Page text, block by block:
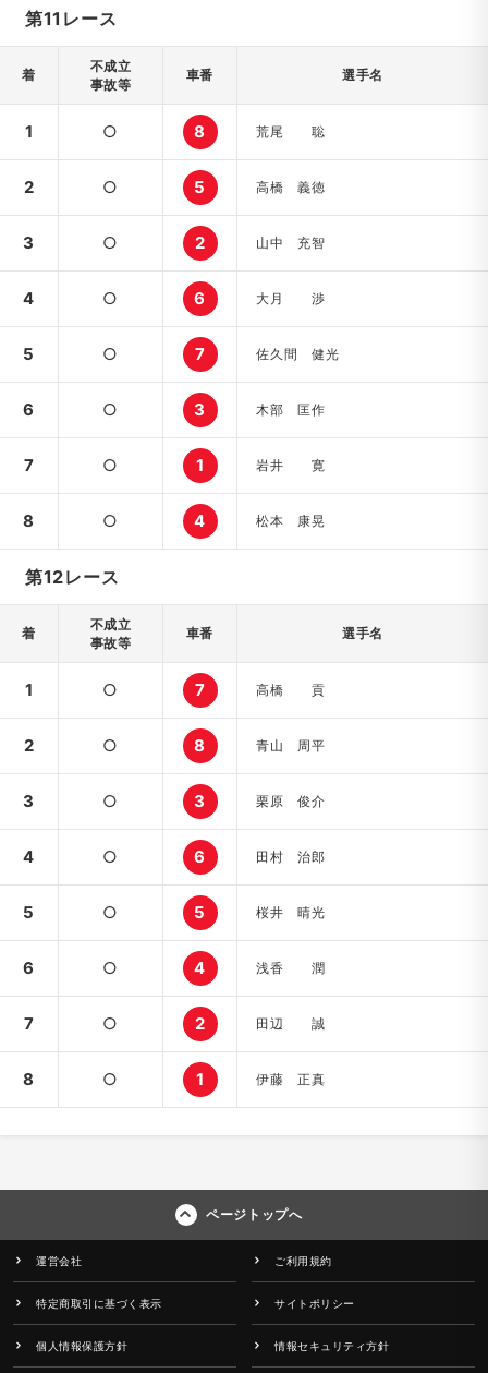
第11レース
着
不成立
事故等
車番 選手名
1 ○ 8 荒尾 聡
2 ○ 5 高橋 義徳
3 ○ 2 山中 充智
4 ○ 6 大月 渉
5 ○ 7 佐久間 健光
6 ○ 3 木部 匡作
7 ○ 1 岩井 寛
8 ○ 4 松本 康晃
第12レース
着
不成立
事故等
車番 選手名
1 ○ 7 高橋 貢
2 ○ 8 青山 周平
3 ○ 3 栗原 俊介
4 ○ 6 田村 治郎
5 ○ 5 桜井 晴光
6 ○ 4 浅香 潤
7 ○ 2 田辺 誠
8 ○ 1 伊藤 正真
ページトップへ
運営会社 ご利用規約
特定商取引に基づく表示 サイトポリシー
個人情報保護方針 情報セキュリティ方針